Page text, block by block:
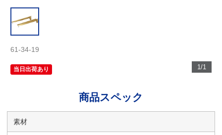
1/1
61-34-19
当日出荷あり
商品スペック
素材